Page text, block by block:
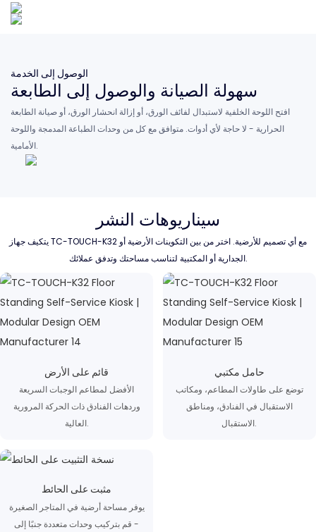
الوصول إلى الخدمة
سهولة الصيانة والوصول إلى الطابعة
افتح اللوحة الخلفية لاستبدال لفائف الورق، أو إزالة انحشار الورق، أو صيانة الطابعة
الحرارية - لا حاجة لأي أدوات. متوافق مع كل من وحدات الطباعة المدمجة واللوحة
الأمامية.
سيناريوهات النشر
يتكيف جهاز TC-TOUCH-K32 مع أي تصميم للأرضية. اختر من بين التكوينات الأرضية أو
الجدارية أو المكتبية لتناسب مساحتك وتدفق عملائك.
قائم على الأرض
الأفضل لمطاعم الوجبات السريعة
وردهات الفنادق ذات الحركة المرورية
العالية.
حامل مكتبي
توضع على طاولات المطاعم، ومكاتب
الاستقبال في الفنادق، ومناطق
الاستقبال.
مثبت على الحائط
يوفر مساحة أرضية في المتاجر الصغيرة
- قم بتركيب وحدات متعددة جنبًا إلى